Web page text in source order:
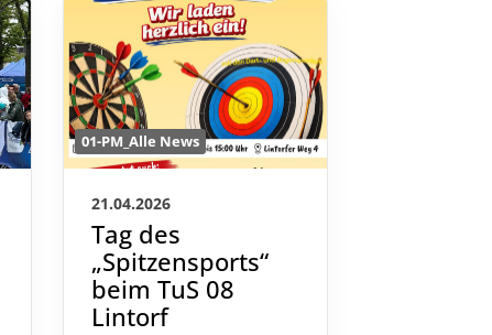
01-PM_Alle News
21.04.2026
Tag des
„Spitzensports“
beim TuS 08
Lintorf